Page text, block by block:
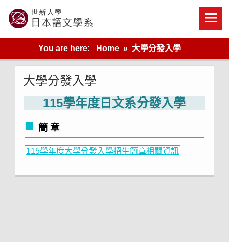
content
世新大學教學單位的網站
You are here:
Home 大學分發入學
大學分發入學
115學年度日文系分發入學
簡 章
115學年度大學分發入學招生簡章相關資訊